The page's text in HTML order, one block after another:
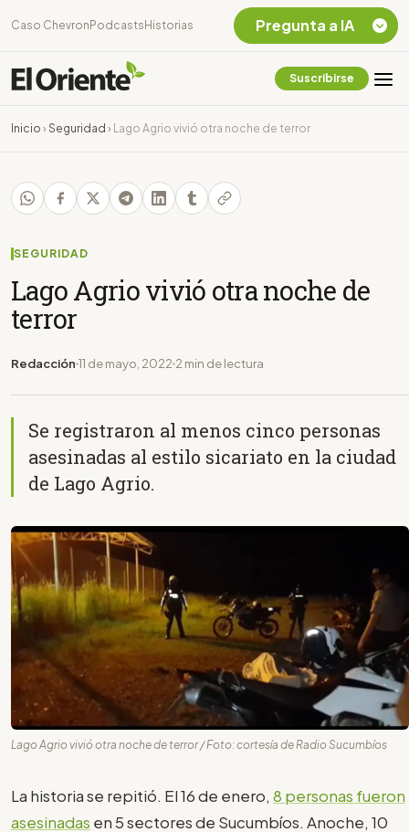
Caso Chevron Podcasts Historias
Suscribirse
Inicio › Seguridad › Lago Agrio vivió otra noche de terror
SEGURIDAD
Lago Agrio vivió otra noche de
terror
Redacción 11 de mayo, 2022 2 min de lectura
Se registraron al menos cinco personas
asesinadas al estilo sicariato en la ciudad
de Lago Agrio.
Lago Agrio vivió otra noche de terror / Foto: cortesía de Radio Sucumbíos
La historia se repitió. El 16 de enero, 8 personas fueron
asesinadas en 5 sectores de Sucumbíos. Anoche, 10
Pregunta a IA
Chevron Ecuador